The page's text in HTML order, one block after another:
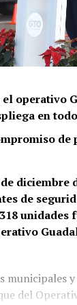
operativo
en
de
diciembre
de
unidades
municipales
del